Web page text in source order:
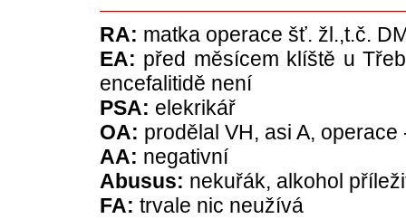
RA: matka operace šť. žl.,t.č.
EA: před měsícem klíště u
encefalitidě není
PSA: elekrikář
OA: prodělal VH, asi A,
AA: negativní
Abusus: nekuřák, alkohol
FA: trvale nic neužívá